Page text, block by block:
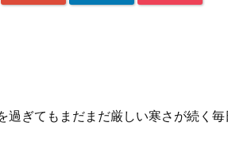
過ぎてもまだまだ厳しい寒さが続く